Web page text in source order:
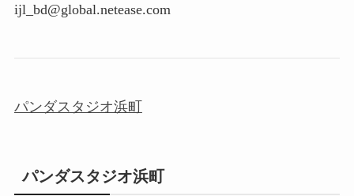
ijl_bd@global.netease.com
パンダスタジオ浜町
パンダスタジオ浜町